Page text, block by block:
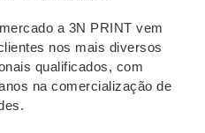
a 3N PRINT vem
nos mais diversos
qualificados, com
na comercialização de